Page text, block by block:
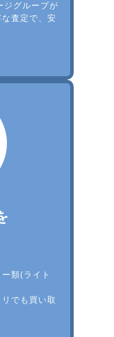
ジグループが
査定で、安
類(ライト
でも買い取